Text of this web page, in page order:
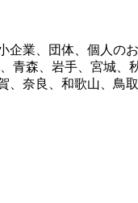
業、団体、個人
青森、岩手、宮城
奈良、和歌山、